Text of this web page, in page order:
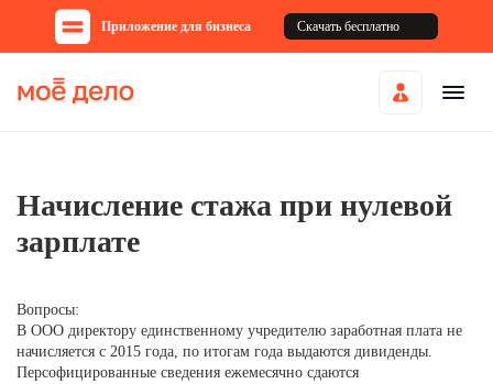
Приложение для бизнеса Скачать бесплатно
Начисление стажа при нулевой
зарплате
Вопросы:
В ООО директору единственному учредителю заработная плата не
начисляется с 2015 года, по итогам года выдаются дивиденды.
Персофицированные сведения ежемесячно сдаются